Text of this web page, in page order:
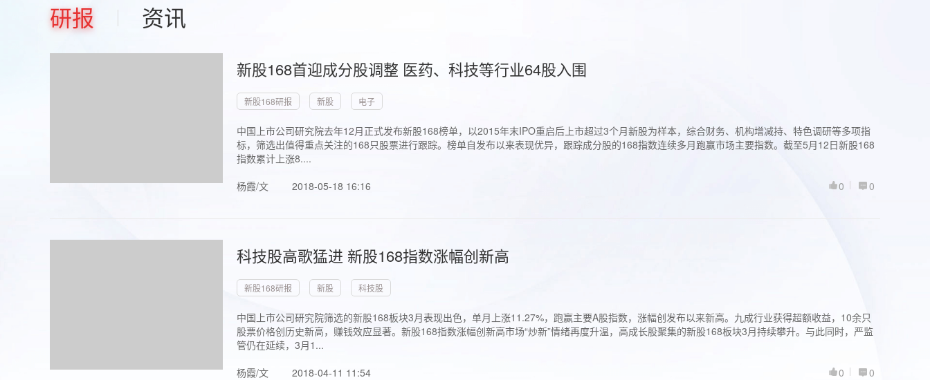
研报 资讯
新股168首迎成分股调整 医药、科技等行业64股入围
新股168研报 新股 电子
中国上市公司研究院去年12月正式发布新股168榜单，以2015年末IPO重启后上市超过3个月新股为样本，综合财务、机构增减持、特色调研等多项指
标，筛选出值得重点关注的168只股票进行跟踪。榜单自发布以来表现优异，跟踪成分股的168指数连续多月跑赢市场主要指数。截至5月12日新股168
指数累计上涨8....
杨霞/文
2018-05-18 16:16 0
0
科技股高歌猛进 新股168指数涨幅创新高
新股168研报 新股 科技股
中国上市公司研究院筛选的新股168板块3月表现出色，单月上涨11.27%，跑赢主要A股指数，涨幅创发布以来新高。九成行业获得超额收益，10余只
股票价格创历史新高，赚钱效应显著。新股168指数涨幅创新高市场“炒新”情绪再度升温，高成长股聚集的新股168板块3月持续攀升。与此同时，严监
管仍在延续，3月1...
杨霞/文
2018-04-11 11:54 0
0